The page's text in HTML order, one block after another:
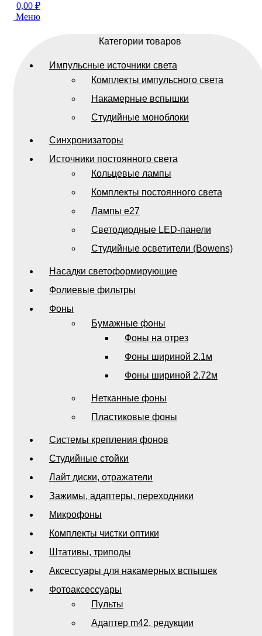
0,00 ₽
Меню
Категории товаров
Импульсные источники света
Комплекты импульсного света
Накамерные вспышки
Студийные моноблоки
Синхронизаторы
Источники постоянного света
Кольцевые лампы
Комплекты постоянного света
Лампы e27
Светодиодные LED-панели
Студийные осветители (Bowens)
Насадки светоформирующие
Фолиевые фильтры
Фоны
Бумажные фоны
Фоны на отрез
Фоны шириной 2.1м
Фоны шириной 2.72м
Нетканные фоны
Пластиковые фоны
Системы крепления фонов
Студийные стойки
Лайт диски, отражатели
Зажимы, адаптеры, переходники
Микрофоны
Комплекты чистки оптики
Штативы, триподы
Аксессуары для накамерных вспышек
Фотоаксессуары
Пульты
Адаптер m42, редукции